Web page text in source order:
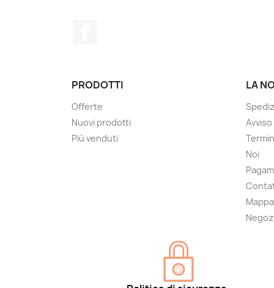
PRODOTTI
Offerte
Nuovi prodotti
Più venduti
LA
Noi